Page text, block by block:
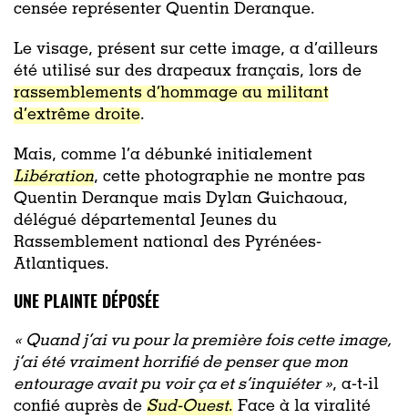
censée représenter Quentin Deranque.
Le visage, présent sur cette image, a d’ailleurs
été utilisé sur des drapeaux français, lors de
rassemblements d’hommage au militant
d’extrême droite.
Mais, comme l’a débunké initialement
Libération, cette photographie ne montre pas
Quentin Deranque mais Dylan Guichaoua,
délégué départemental Jeunes du
Rassemblement national des Pyrénées-
Atlantiques.
UNE PLAINTE DÉPOSÉE
« Quand j’ai vu pour la première fois cette image,
j’ai été vraiment horrifié de penser que mon
entourage avait pu voir ça et s’inquiéter », a-t-il
confié auprès de Sud-Ouest. Face à la viralité